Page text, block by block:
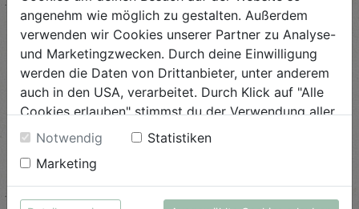
Schoko Kirschbrand mit
Marzipan 70g
Zotter
€ 4,90
AUF DIEEINKAUFSLISTE
Schoko Ich hab Dich
lieb sooo lieb 70g
Zotter
AUF DIEEINKAUFSLISTE
angenehm wie möglich zu gestalten. Außerdem
verwenden wir Cookies unserer Partner zu Analyse-
und Marketingzwecken. Durch deine Einwilligung
werden die Daten von Drittanbieter, unter anderem
auch in den USA, verarbeitet. Durch Klick auf "Alle
Cookies erlauben" stimmst du der Verwendung aller
Cookies zu. Unter "Details anzeigen" findest du alle
Infos zu den unterschiedlichen Cookies, du kannst
auch entscheiden, welche Cookies du erlauben
möchtest.
Notwendig
Statistiken
Marketing